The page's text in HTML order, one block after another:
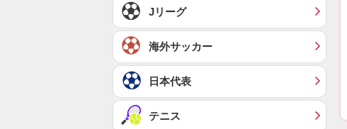
Jリーグ
海外サッカー
日本代表
テニス